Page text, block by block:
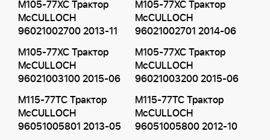
M105-77XC Трактор
McCULLOCH
96021002700 2013-11
M105-77XC Трактор
McCULLOCH
96021002701 2014-06
M105-77XC Трактор
McCULLOCH
96021003100 2015-06
M105-77XC Трактор
McCULLOCH
96021003200 2015-06
M115-77TC Трактор
McCULLOCH
96051005801 2013-05
M115-77TC Трактор
McCULLOCH
96051005800 2012-10